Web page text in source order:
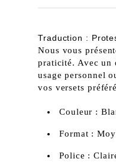
Traduction :
Nous vous
praticité. Avec un
usage personnel
vos versets
Couleur :
Format :
Police :